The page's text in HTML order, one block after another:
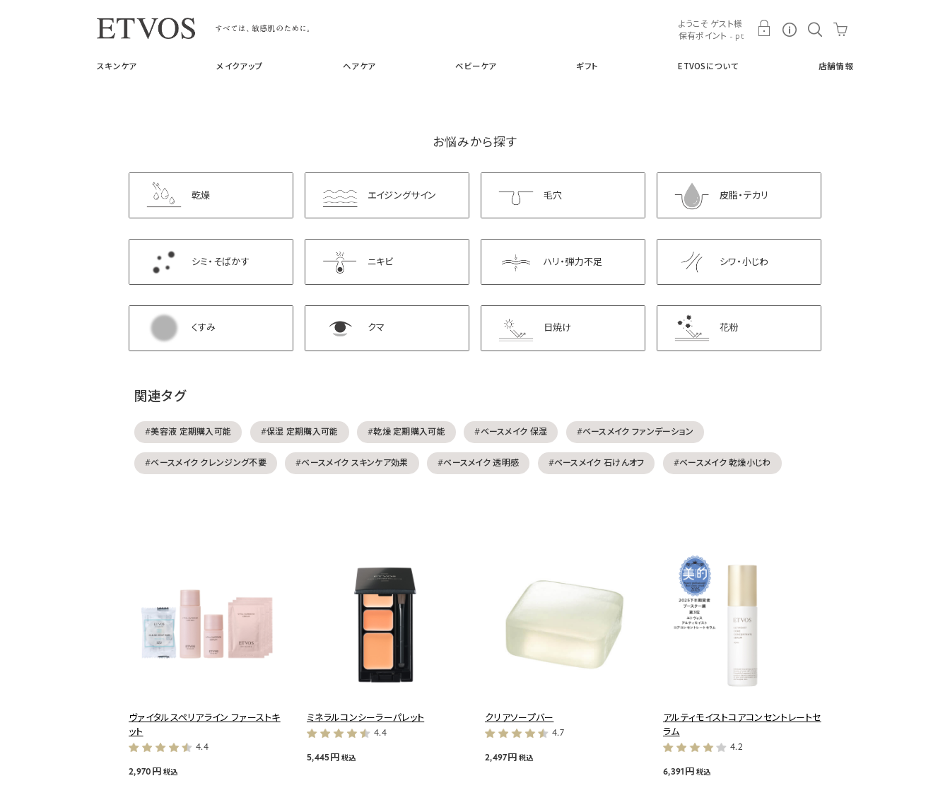
スキンケア メイクアップ ヘアケア ベビーケア ギフト ETVOSについて 店舗情報
ようこそ ゲスト様
保有ポイント - pt
お悩みから探す
乾燥 エイジングサイン 毛穴 皮脂・テカリ
シミ・そばかす ニキビ ハリ・弾力不足 シワ・小じわ
くすみ クマ 日焼け 花粉
関連タグ
#美容液 定期購入可能 #保湿 定期購入可能 #乾燥 定期購入可能 #ベースメイク 保湿 #ベースメイク ファンデーション
#ベースメイク クレンジング不要 #ベースメイク スキンケア効果 #ベースメイク 透明感 #ベースメイク 石けんオフ #ベースメイク 乾燥小じわ
ヴァイタルスペリアライン ファーストキ
ット
4.4
2,970円 税込
ミネラルコンシーラーパレット
4.4
5,445円 税込
クリアソープバー
4.7
2,497円 税込
アルティモイストコアコンセントレートセ
ラム
4.2
6,391円 税込